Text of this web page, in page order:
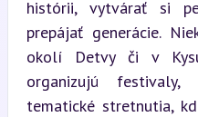
histórii, vytvárať si
prepájať generácie.
okolí Detvy či v
organizujú
tematické stretnutia,